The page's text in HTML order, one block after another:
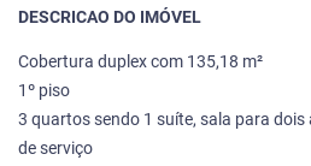
DESCRICAO DO IMÓVEL
Cobertura duplex com 135,18 m²
1º piso
3 quartos sendo 1 suíte, sala para dois
de serviço